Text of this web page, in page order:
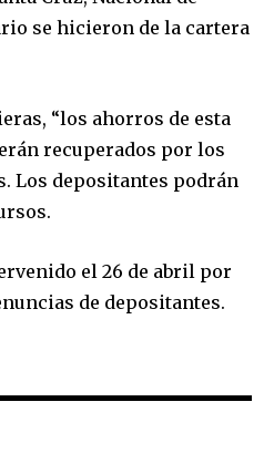
se hicieron de la cartera
“los ahorros de esta
recuperados por los
Los depositantes podrán
el 26 de abril por
de depositantes.